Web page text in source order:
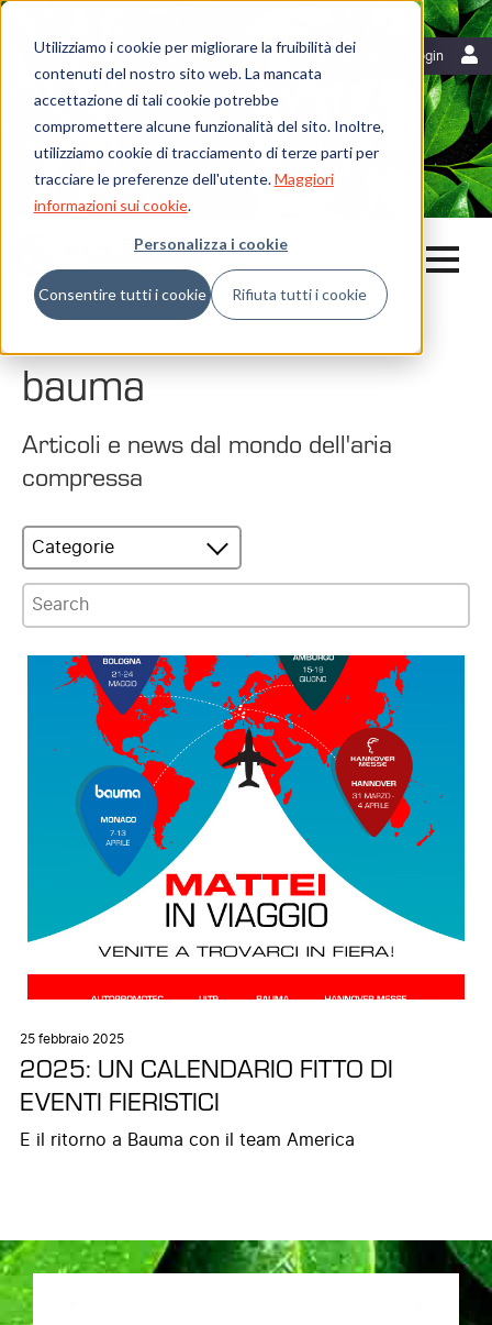
Utilizziamo i cookie per migliorare la fruibilità dei
contenuti del nostro sito web. La mancata
accettazione di tali cookie potrebbe
compromettere alcune funzionalità del sito. Inoltre,
utilizziamo cookie di tracciamento di terze parti per
tracciare le preferenze dell'utente.Maggiori
informazioni sui cookie.
Personalizza i cookie
Consentire tutti i cookie Rifiuta tutti i cookie
Login
Italiano
Risorse
Blog
Mattei News
Dicono di noi
Fiere ed eventi
Home Blog bauma
bauma
Articoli e news dal mondo dell'aria
compressa
Categorie
25 febbraio 2025
2025: UN CALENDARIO FITTO DI
EVENTI FIERISTICI
E il ritorno a Bauma con il team America